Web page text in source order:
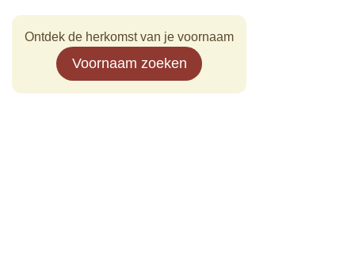
Ontdek de herkomst van je voornaam
Voornaam zoeken